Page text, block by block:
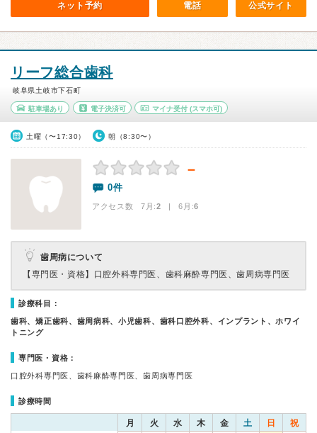
ネット予約 電話 公式サイト
リーフ総合歯科
岐阜県土岐市下石町
駐車場あり 電子決済可 マイナ受付 (スマホ可)
土曜（〜17:30） 朝（8:30〜）
－
0件
アクセス数 7月:2 | 6月:6
歯周病について
【専門医・資格】 口腔外科専門医、歯科麻酔専門医、歯周病専門医
診療科目：
歯科、矯正歯科、歯周病科、小児歯科、歯科口腔外科、インプラント、ホワイ
トニング
専門医・資格：
口腔外科専門医、歯科麻酔専門医、歯周病専門医
診療時間
月 火 水 木 金 土 日 祝